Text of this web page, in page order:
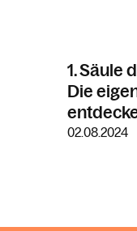
1. Säule
Die
02.08.2024